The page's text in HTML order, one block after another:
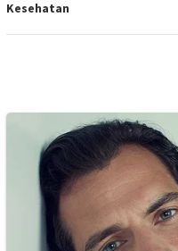
Kesehatan